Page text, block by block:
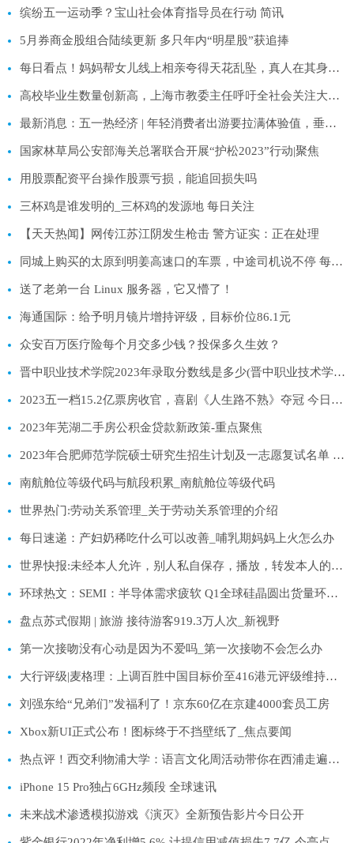
缤纷五一运动季？宝山社会体育指导员在行动 简讯
5月券商金股组合陆续更新 多只年内“明星股”获追捧
每日看点！妈妈帮女儿线上相亲夸得天花乱坠，真人在其身后截然相反：是诈骗
高校毕业生数量创新高，上海市教委主任呼吁全社会关注大学生就业_当前聚焦
最新消息：五一热经济 | 年轻消费者出游要拉满体验值，垂钓装备销售同比增长超10倍
国家林草局公安部海关总署联合开展“护松2023”行动|聚焦
用股票配资平台操作股票亏损，能追回损失吗
三杯鸡是谁发明的_三杯鸡的发源地 每日关注
【天天热闻】网传江苏江阴发生枪击 警方证实：正在处理
同城上购买的太原到明姜高速口的车票，中途司机说不停 每日报道
送了老弟一台 Linux 服务器，它又懵了！
海通国际：给予明月镜片增持评级，目标价位86.1元
众安百万医疗险每个月交多少钱？投保多久生效？
晋中职业技术学院2023年录取分数线是多少(晋中职业技术学院2023年最低录取分数线及位次排名是多少)
2023五一档15.2亿票房收官，喜剧《人生路不熟》夺冠 今日要闻
2023年芜湖二手房公积金贷款新政策-重点聚焦
2023年合肥师范学院硕士研究生招生计划及一志愿复试名单 天天观热点
南航舱位等级代码与航段积累_南航舱位等级代码
世界热门:劳动关系管理_关于劳动关系管理的介绍
每日速递：产妇奶稀吃什么可以改善_哺乳期妈妈上火怎么办
世界快报:未经本人允许，别人私自保存，播放，转发本人的翻唱歌曲
环球热文：SEMI：半导体需求疲软 Q1全球硅晶圆出货量环比下滑9%
盘点苏式假期 | 旅游 接待游客919.3万人次_新视野
第一次接吻没有心动是因为不爱吗_第一次接吻不会怎么办
大行评级|麦格理：上调百胜中国目标价至416港元评级维持跑输大市|速看料
刘强东给“兄弟们”发福利了！京东60亿在京建4000套员工房
Xbox新UI正式公布！图标终于不挡壁纸了_焦点要闻
热点评！西交利物浦大学：语言文化周活动带你在西浦走遍世界
iPhone 15 Pro独占6GHz频段 全球速讯
未来战术渗透模拟游戏《演灭》全新预告影片今日公开